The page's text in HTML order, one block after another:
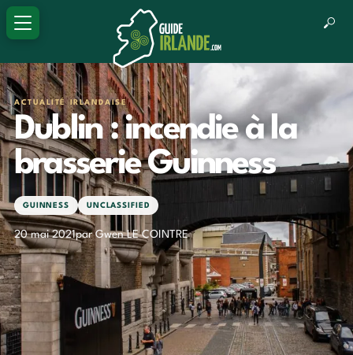
ACTUALITÉ IRLANDAISE
Dublin : incendie à la
brasserie Guinness
GUINNESS UNCLASSIFIED
20 mai 2021par Gwen LE COINTRE